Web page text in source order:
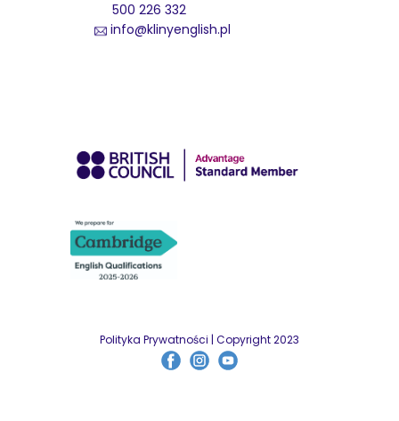
500 226 332
info@klinyenglish.pl
Polityka Prywatności | Copyright 2023